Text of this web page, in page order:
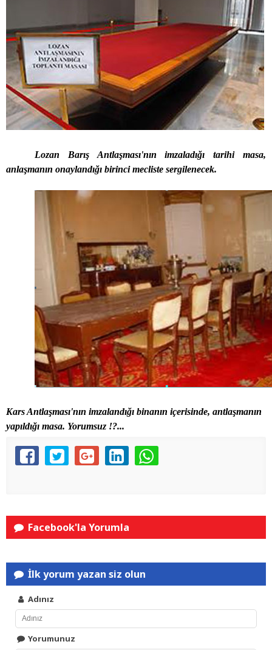
Lozan Barış Antlaşması'nın imzaladığı tarihi masa,
anlaşmanın onaylandığı birinci mecliste sergilenecek.
Kars Antlaşması'nın imzalandığı binanın içerisinde, antlaşmanın
yapıldığı masa. Yorumsuz !?...
Facebook'la Yorumla
İlk yorum yazan siz olun
Adınız
Yorumunuz